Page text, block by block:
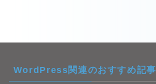
WordPress関連のおすすめ記事